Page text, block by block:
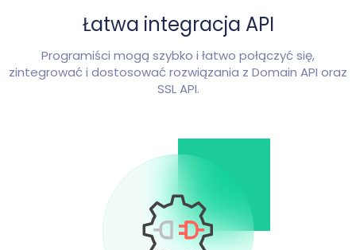
Łatwa integracja API
Programiści mogą szybko i łatwo połączyć się,
zintegrować i dostosować rozwiązania z Domain API oraz
SSL API.